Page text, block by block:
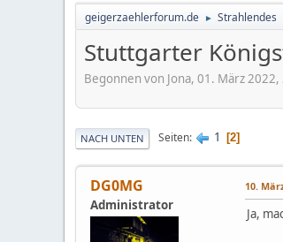
geigerzaehlerforum.de ► Strahlendes
Stuttgarter
Begonnen von Jona, 01. März 2022,
NACH UNTEN Seiten 1 2
DG0MG
Administrator
10.
Ja,